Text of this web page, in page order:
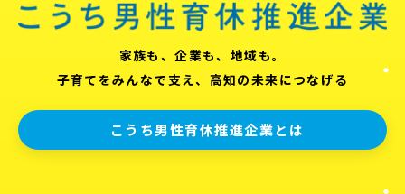
家族も、企業も、地域も。
子育てをみんなで支え、高知の未来につなげる
こうち男性育休推進企業とは